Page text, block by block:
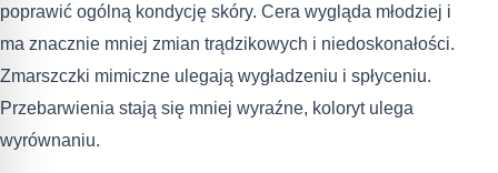
poprawić ogólną kondycję skóry. Cera wygląda młodziej i
ma znacznie mniej zmian trądzikowych i niedoskonałości.
Zmarszczki mimiczne ulegają wygładzeniu i spłyceniu.
Przebarwienia stają się mniej wyraźne, koloryt ulega
wyrównaniu.